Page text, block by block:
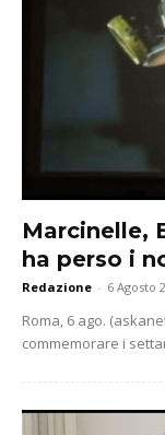
Marcinelle,
ha perso i
Redazione - 6 Agosto
Roma, 6 ago.
commemorare i